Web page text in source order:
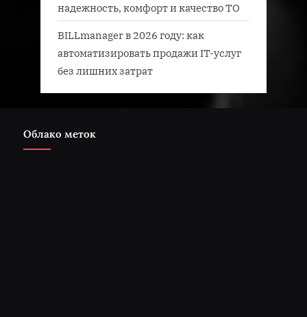
надежность, комфорт и качество ТО
BILLmanager в 2026 году: как
автоматизировать продажи IT-услуг
без лишних затрат
Облако меток